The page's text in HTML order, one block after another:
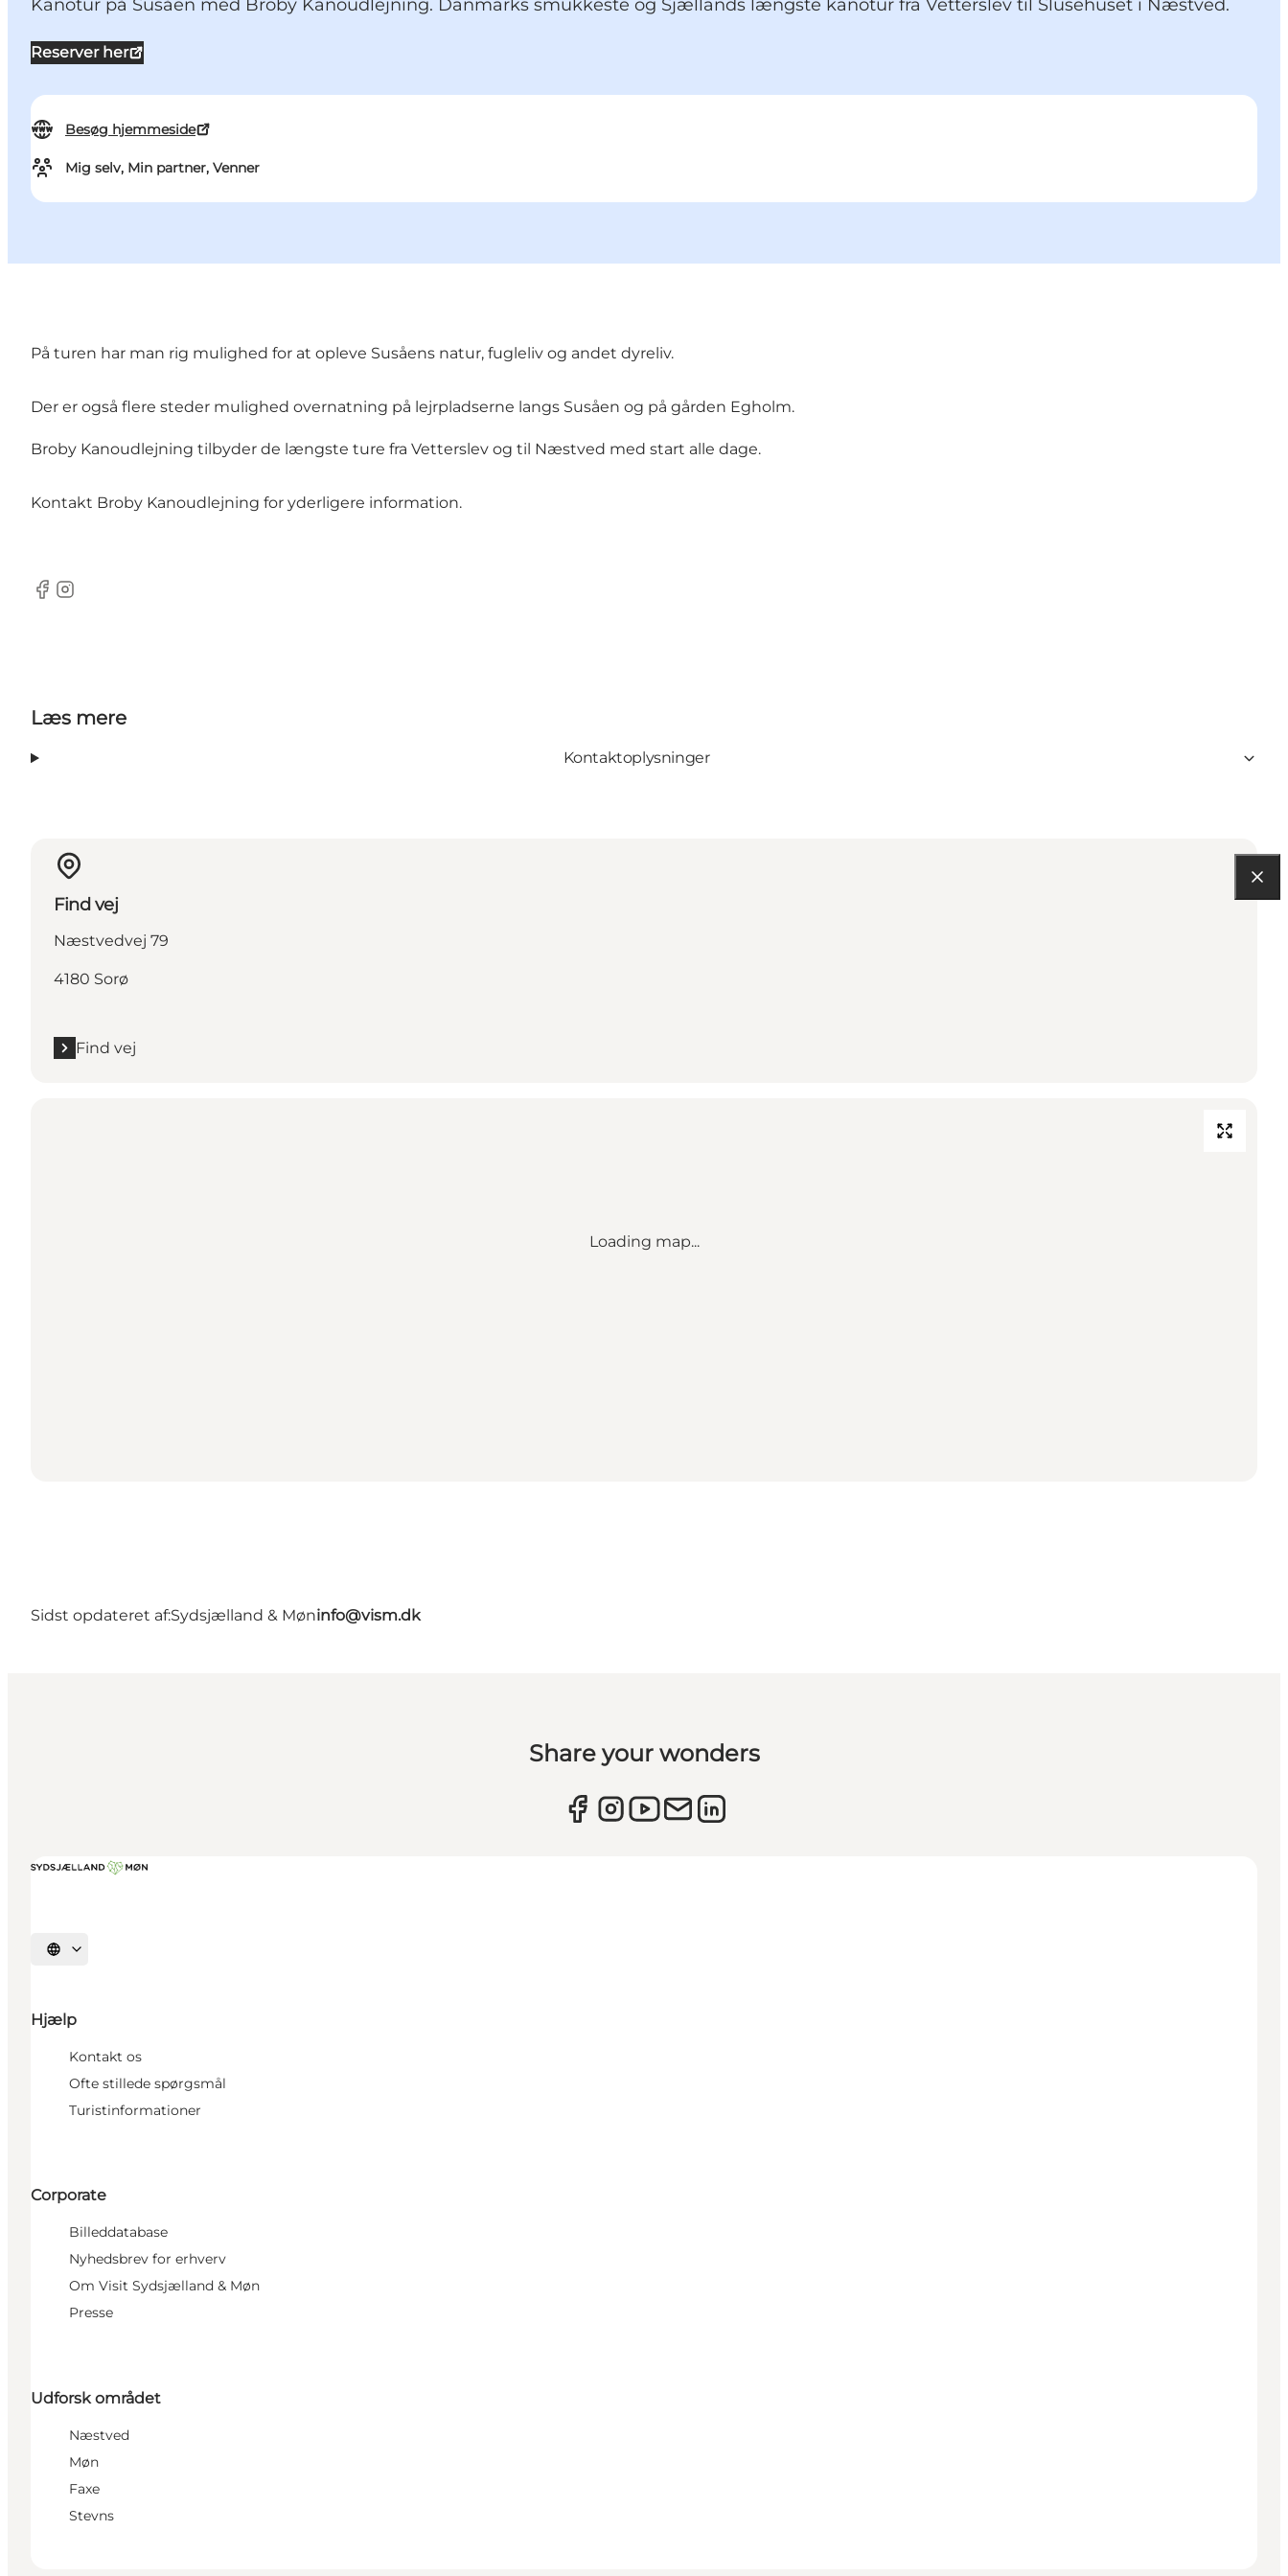
Kanotur på Susåen med Broby Kanoudlejning. Danmarks smukkeste og Sjællands længste kanotur fra Vetterslev til Slusehuset i Næstved.
Reserver her
Besøg hjemmeside
Mig selv, Min partner, Venner
På turen har man rig mulighed for at opleve Susåens natur, fugleliv og andet dyreliv.
Der er også flere steder mulighed overnatning på lejrpladserne langs Susåen og på gården Egholm.
Broby Kanoudlejning tilbyder de længste ture fra Vetterslev og til Næstved med start alle dage.
Kontakt Broby Kanoudlejning for yderligere information.
Facebook
Instagram
Læs mere
Kontaktoplysninger
Find vej
Næstvedvej 79
4180 Sorø
Find vej
Loading map...
Sidst opdateret af:Sydsjælland & Møninfo@vism.dk
Share your wonders
Vælg sprog
Hjælp
Kontakt os
Ofte stillede spørgsmål
Turistinformationer
Corporate
Billeddatabase
Nyhedsbrev for erhverv
Om Visit Sydsjælland & Møn
Presse
Udforsk området
Næstved
Møn
Faxe
Stevns